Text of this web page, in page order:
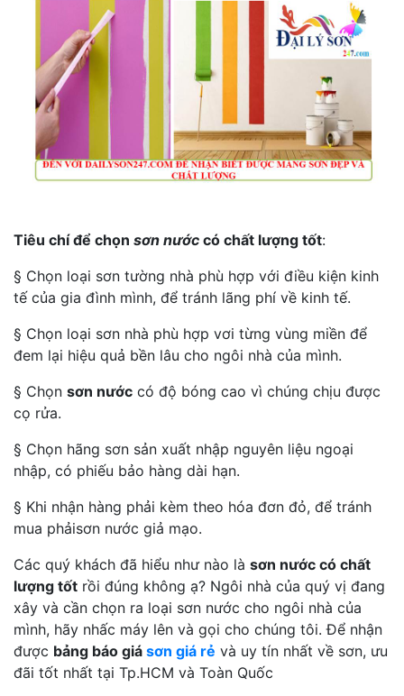
Tiêu chí để chọn sơn nước có chất lượng tốt:
§ Chọn loại sơn tường nhà phù hợp với điều kiện kinh
tế của gia đình mình, để tránh lãng phí về kinh tế.
§ Chọn loại sơn nhà phù hợp vơi từng vùng miền để
đem lại hiệu quả bền lâu cho ngôi nhà của mình.
§ Chọn sơn nước có độ bóng cao vì chúng chịu được
cọ rửa.
§ Chọn hãng sơn sản xuất nhập nguyên liệu ngoại
nhập, có phiếu bảo hàng dài hạn.
§ Khi nhận hàng phải kèm theo hóa đơn đỏ, để tránh
mua phảisơn nước giả mạo.
Các quý khách đã hiểu như nào là sơn nước có chất
lượng tốt rồi đúng không ạ? Ngôi nhà của quý vị đang
xây và cần chọn ra loại sơn nước cho ngôi nhà của
mình, hãy nhấc máy lên và gọi cho chúng tôi. Để nhận
được bảng báo giá sơn giá rẻ và uy tín nhất về sơn, ưu
đãi tốt nhất tại Tp.HCM và Toàn Quốc